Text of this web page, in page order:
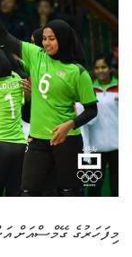
މިފަހަރުގެ ގޭމްސްއަށް